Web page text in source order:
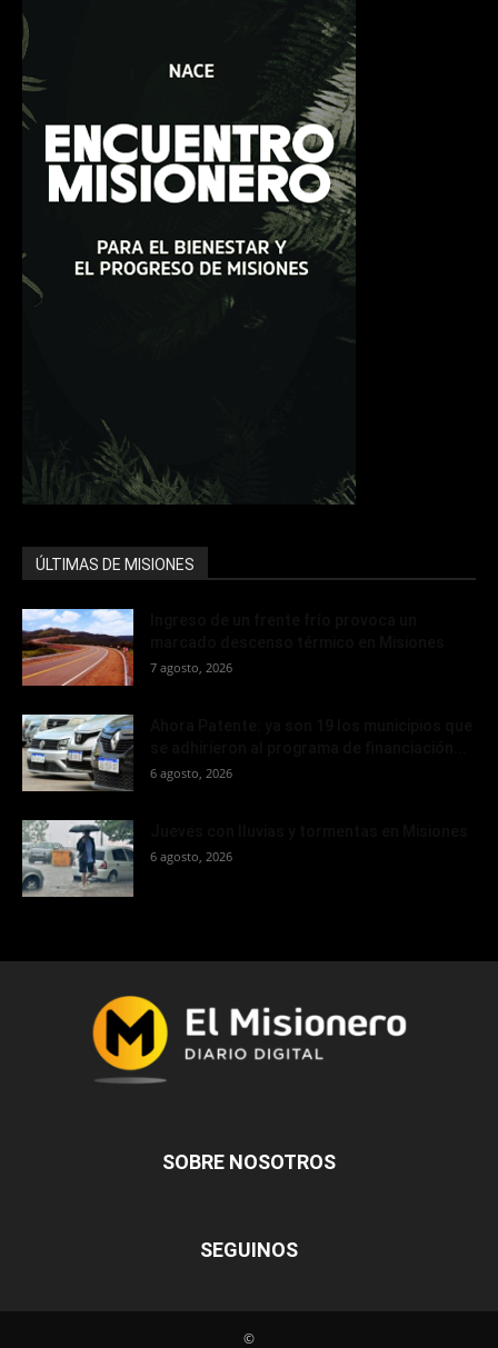
ÚLTIMAS DE MISIONES
7 agosto, 2026
6 agosto, 2026
6 agosto, 2026
SOBRE NOSOTROS
SEGUINOS
©